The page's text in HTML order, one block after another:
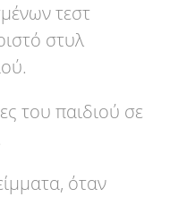
τεστ
στυλ
του παιδιού σε
όταν